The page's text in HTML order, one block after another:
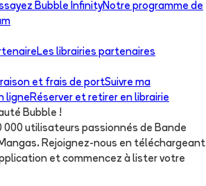
Bubble InfinityNotre programme de
Les librairies partenaires
et frais de portSuivre ma
ligneRéserver et retirer en librairie
Bubble !
000 utilisateurs passionnés de Bande
Rejoignez-nous en téléchargeant
et commencez à lister votre